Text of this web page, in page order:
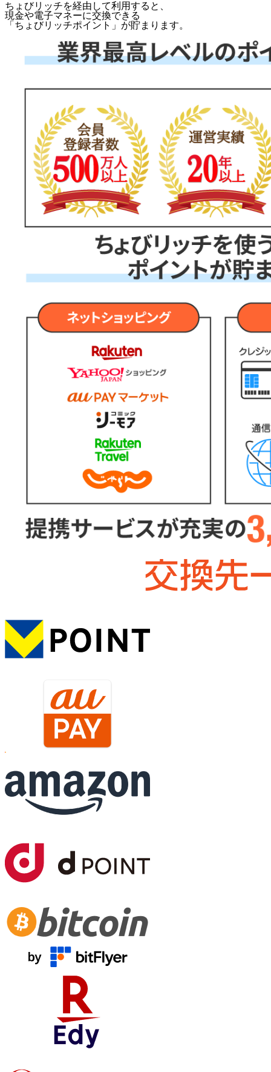
ちょびリッチを経由して利用すると、
現金や電子マネーに交換できる
「 ちょびリッチポイント 」が貯まります。